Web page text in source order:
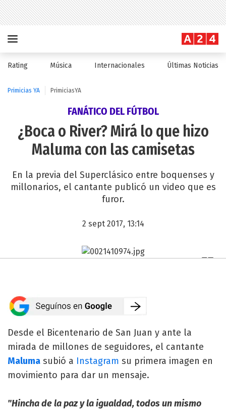
Rating Música Internacionales Últimas Noticias
Primicias YA PrimiciasYA
FANÁTICO DEL FÚTBOL
¿Boca o River? Mirá lo que hizo
Maluma con las camisetas
En la previa del Superclásico entre boquenses y
millonarios, el cantante publicó un video que es
furor.
2 sept 2017, 13:14
Desde el Bicentenario de San Juan y ante la
mirada de millones de seguidores, el cantante
Maluma subió a Instagram su primera imagen en
movimiento para dar un mensaje.
"Hincha de la paz y la igualdad, todos un mismo